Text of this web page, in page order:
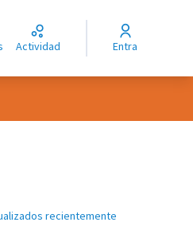
Actividad Entra
recientemente